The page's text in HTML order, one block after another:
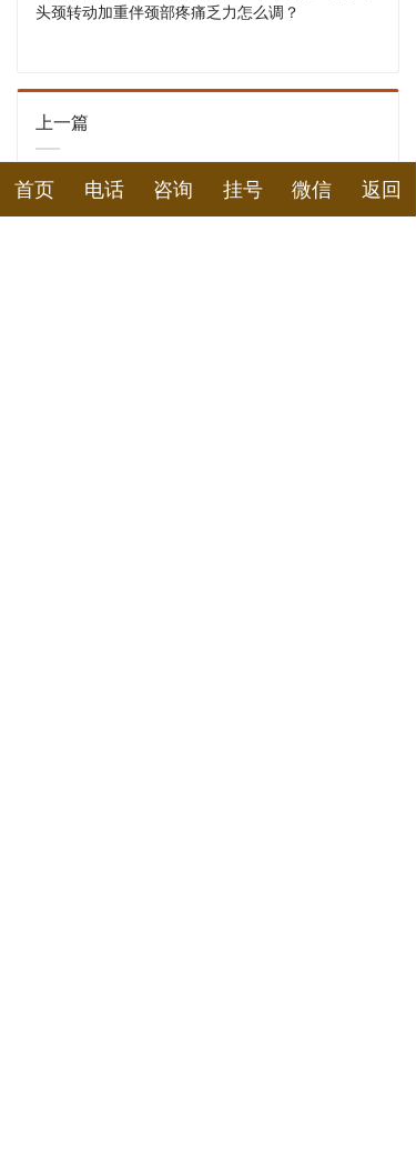
头颈转动加重伴颈部疼痛乏力怎么调？
上一篇
武汉黄鹤楼附近中医肿瘤科门诊：总是疲劳乏力小
腿抽筋足跗水肿大便干结尿有泡沫中医怎么治
首页 电话 咨询 挂号 微信 返回